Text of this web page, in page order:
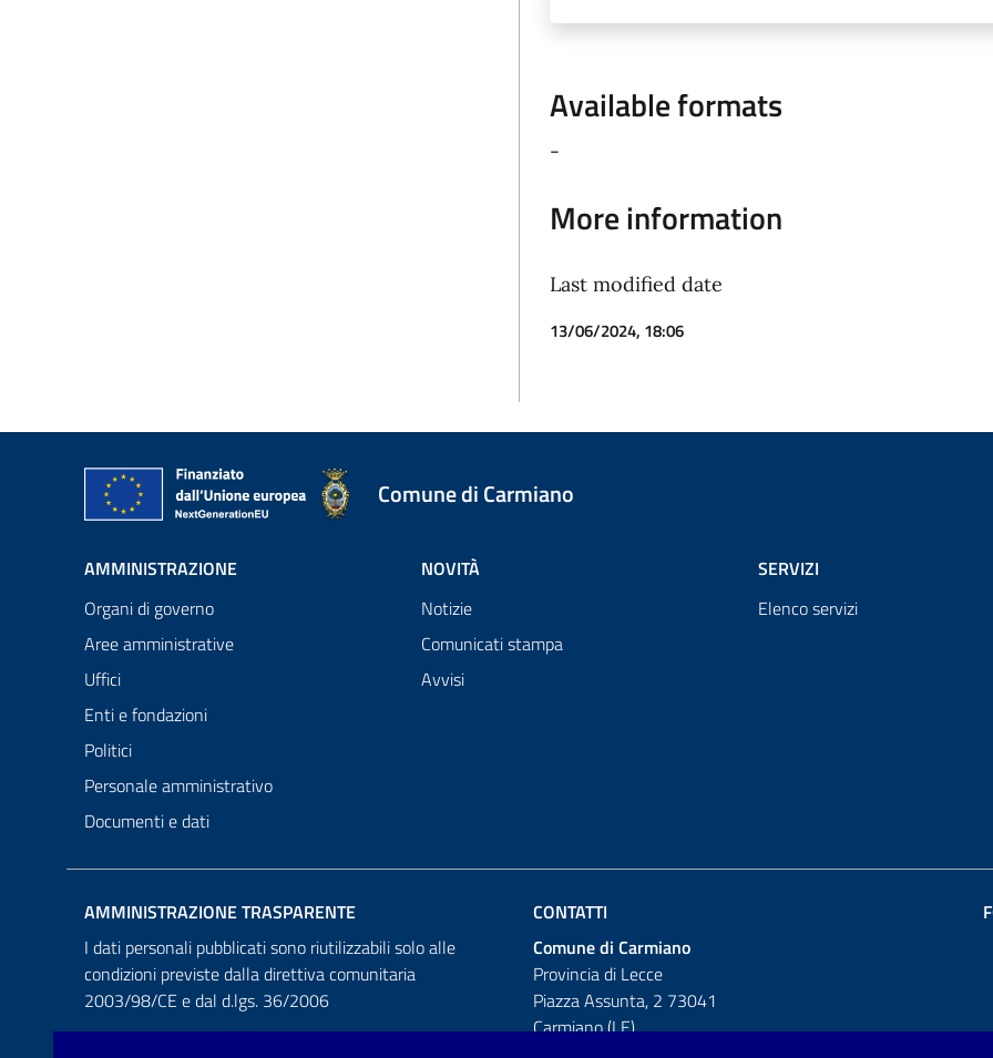
Available formats
-
More information
Last modified date
13/06/2024, 18:06
Comune di Carmiano
AMMINISTRAZIONE
Organi di governo
Aree amministrative
Uffici
Enti e fondazioni
Politici
Personale amministrativo
Documenti e dati
NOVITÀ
Notizie
Comunicati stampa
Avvisi
SERVIZI
Elenco servizi
AMMINISTRAZIONE TRASPARENTE
I dati personali pubblicati sono riutilizzabili solo alle
condizioni previste dalla direttiva comunitaria
2003/98/CE e dal d.lgs. 36/2006
CONTATTI
Comune di Carmiano
Provincia di Lecce
Piazza Assunta, 2 73041
Carmiano (LE)